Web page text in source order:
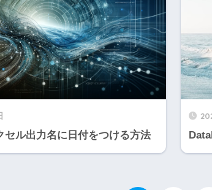
セル出力名に日付をつける方法